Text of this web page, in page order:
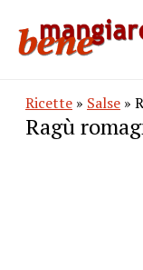
Ricette » Salse »
Ragù